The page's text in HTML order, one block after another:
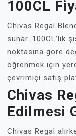
100CL
Chivas Regal
sunar. 100CL’lik
noktasına göre
öğrenmek için
çevrimiçi satış
Chivas
Edilmesi
Chivas Regal